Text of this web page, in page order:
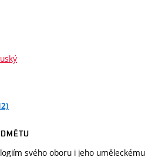
svého oboru i jeho uměleckému